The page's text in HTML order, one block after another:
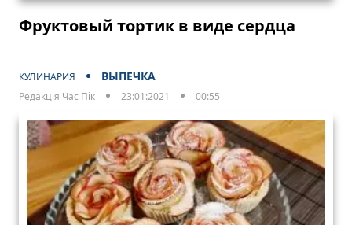
Фруктовый тортик в виде сердца
КУЛИНАРИЯ ВЫПЕЧКА
Редакція Час Пік 23:01:2021 00:55